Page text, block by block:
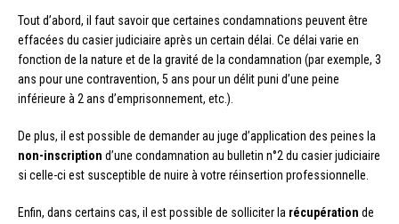
Tout d’abord, il faut savoir que certaines condamnations peuvent être
effacées du casier judiciaire après un certain délai. Ce délai varie en
fonction de la nature et de la gravité de la condamnation (par exemple, 3
ans pour une contravention, 5 ans pour un délit puni d’une peine
inférieure à 2 ans d’emprisonnement, etc.).
De plus, il est possible de demander au juge d’application des peines la
non-inscription d’une condamnation au bulletin n°2 du casier judiciaire
si celle-ci est susceptible de nuire à votre réinsertion professionnelle.
Enfin, dans certains cas, il est possible de solliciter la récupération de